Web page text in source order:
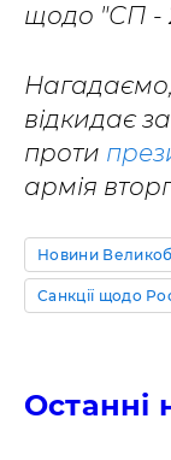
щодо "СП -
відкидає
проти
армія
Новини
Санкції щодо
Останні